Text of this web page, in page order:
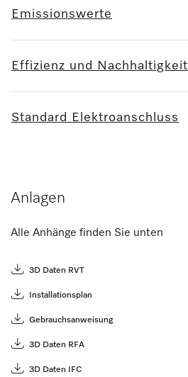
Emissionswerte
Effizienz und Nachhaltigkeit
Standard Elektroanschluss
Anlagen
Alle Anhänge finden Sie unten
3D Daten RVT
Installationsplan
Gebrauchsanweisung
3D Daten RFA
3D Daten IFC